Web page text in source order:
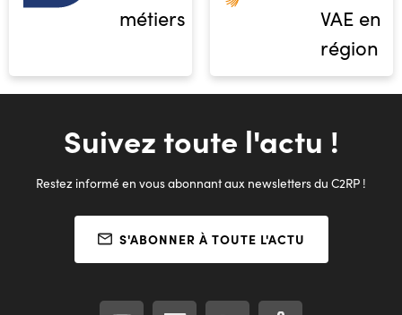
métiers
VAE en
région
Suivez toute l'actu !
Restez informé en vous abonnant aux newsletters du C2RP !
S'ABONNER À TOUTE L'ACTU